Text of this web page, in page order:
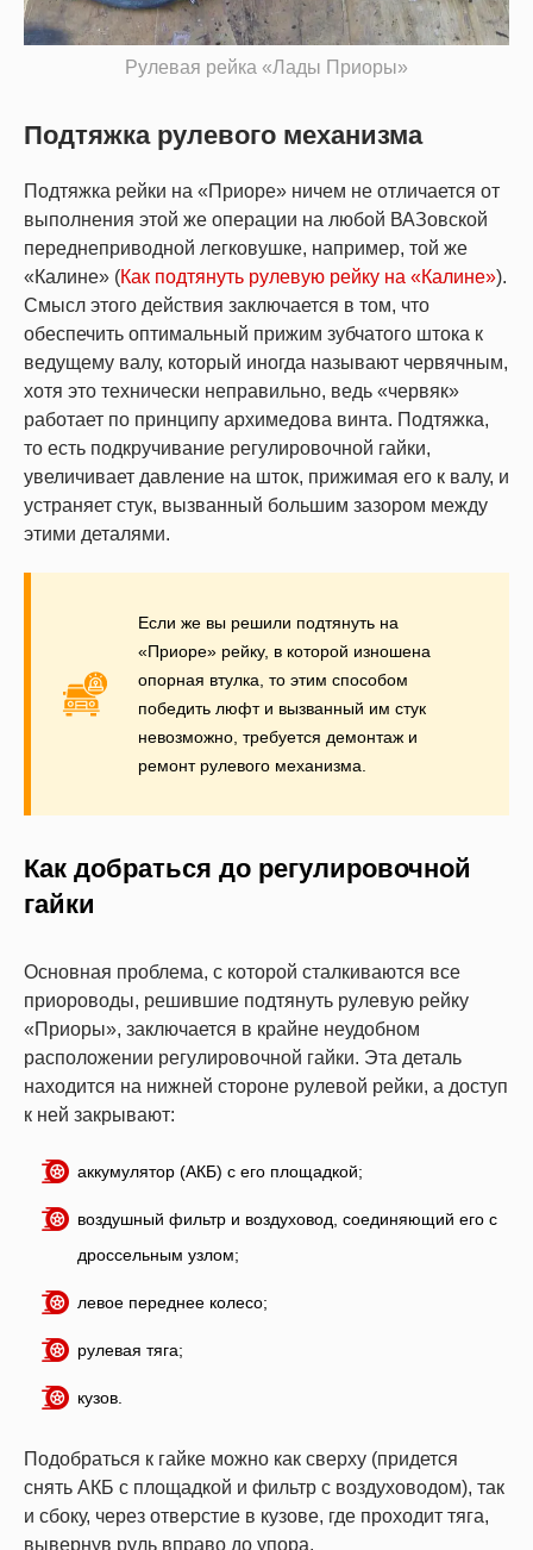
Рулевая рейка «Лады Приоры»
Подтяжка рулевого механизма
Подтяжка рейки на «Приоре» ничем не отличается от
выполнения этой же операции на любой ВАЗовской
переднеприводной легковушке, например, той же
«Калине» (Как подтянуть рулевую рейку на «Калине»).
Смысл этого действия заключается в том, что
обеспечить оптимальный прижим зубчатого штока к
ведущему валу, который иногда называют червячным,
хотя это технически неправильно, ведь «червяк»
работает по принципу архимедова винта. Подтяжка,
то есть подкручивание регулировочной гайки,
увеличивает давление на шток, прижимая его к валу, и
устраняет стук, вызванный большим зазором между
этими деталями.
Если же вы решили подтянуть на
«Приоре» рейку, в которой изношена
опорная втулка, то этим способом
победить люфт и вызванный им стук
невозможно, требуется демонтаж и
ремонт рулевого механизма.
Как добраться до регулировочной
гайки
Основная проблема, с которой сталкиваются все
приороводы, решившие подтянуть рулевую рейку
«Приоры», заключается в крайне неудобном
расположении регулировочной гайки. Эта деталь
находится на нижней стороне рулевой рейки, а доступ
к ней закрывают:
аккумулятор (АКБ) с его площадкой;
воздушный фильтр и воздуховод, соединяющий его с
дроссельным узлом;
левое переднее колесо;
рулевая тяга;
кузов.
Подобраться к гайке можно как сверху (придется
снять АКБ с площадкой и фильтр с воздуховодом), так
и сбоку, через отверстие в кузове, где проходит тяга,
вывернув руль вправо до упора.